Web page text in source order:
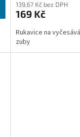
139,67 Kč bez DPH
169 Kč
Rukavice na
zuby